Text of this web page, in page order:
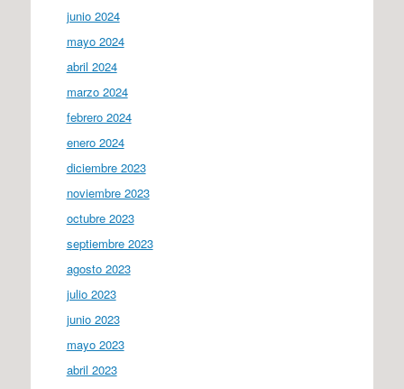
junio 2024
mayo 2024
abril 2024
marzo 2024
febrero 2024
enero 2024
diciembre 2023
noviembre 2023
octubre 2023
septiembre 2023
agosto 2023
julio 2023
junio 2023
mayo 2023
abril 2023